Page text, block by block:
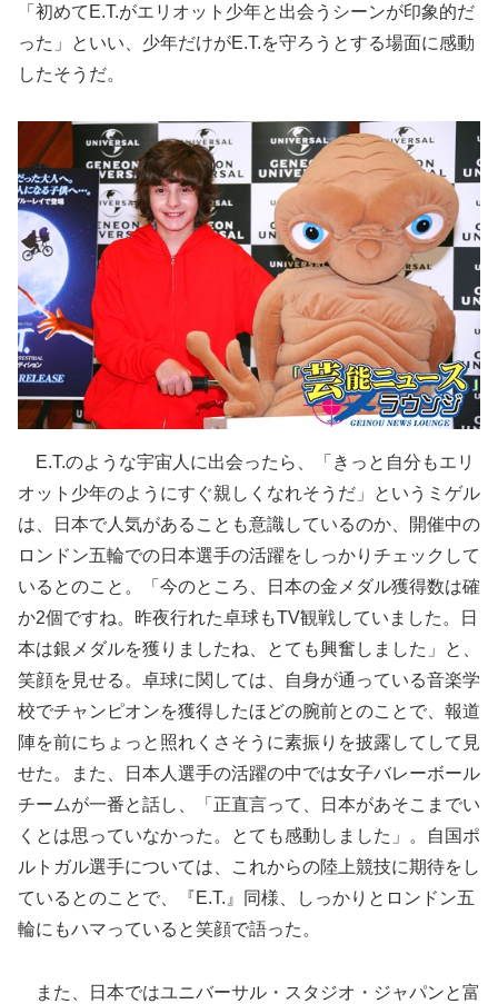
「初めてE.T.がエリオット少年と出会うシーンが印象的だ
った」といい、少年だけがE.T.を守ろうとする場面に感動
したそうだ。
E.T.のような宇宙人に出会ったら、「きっと自分もエリ
オット少年のようにすぐ親しくなれそうだ」というミゲル
は、日本で人気があることも意識しているのか、開催中の
ロンドン五輪での日本選手の活躍をしっかりチェックして
いるとのこと。「今のところ、日本の金メダル獲得数は確
か2個ですね。昨夜行れた卓球もTV観戦していました。日
本は銀メダルを獲りましたね、とても興奮しました」と、
笑顔を見せる。卓球に関しては、自身が通っている音楽学
校でチャンピオンを獲得したほどの腕前とのことで、報道
陣を前にちょっと照れくさそうに素振りを披露してして見
せた。また、日本人選手の活躍の中では女子バレーボール
チームが一番と話し、「正直言って、日本があそこまでい
くとは思っていなかった。とても感動しました」。自国ポ
ルトガル選手については、これからの陸上競技に期待をし
ているとのことで、『E.T.』同様、しっかりとロンドン五
輪にもハマっていると笑顔で語った。
また、日本ではユニバーサル・スタジオ・ジャパンと富